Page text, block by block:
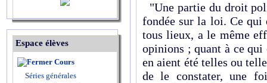
Espace élèves
Cours
Séries générales
"Une partie du droit
fondée sur la loi. Ce qui
tous lieux, a le même
opinions ; quant à ce
en aient été telles ou
de le constater, une